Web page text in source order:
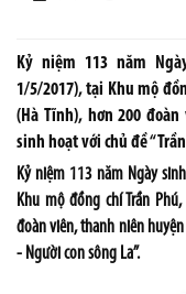
Kỷ niệm 113 năm
1/5/2017), tại Khu mộ
(Hà Tĩnh), hơn 200
sinh hoạt với chủ đề
Kỷ niệm 113 năm Ngày
Khu mộ đồng chí Trần
đoàn viên, thanh niên
- Người con sông La”.